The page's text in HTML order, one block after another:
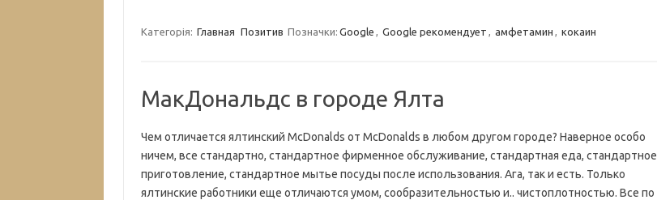
Категорія: Главная Позитив Позначки: Google , Google рекомендует , амфетамин , кокаин
МакДональдс в городе Ялта
Чем отличается ялтинский McDonalds от McDonalds в любом другом городе? Наверное особо
ничем, все стандартно, стандартное фирменное обслуживание, стандартная еда, стандартное
приготовление, стандартное мытье посуды после использования. Ага, так и есть. Только
ялтинские работники еще отличаются умом, сообразительностью и.. чистоплотностью. Все по